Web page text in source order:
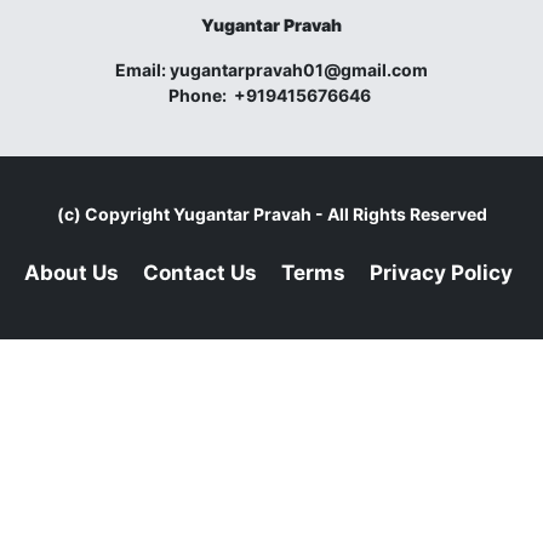
Yugantar Pravah
Email:yugantarpravah01@gmail.com
Phone: +919415676646
(c) CopyrightYugantar Pravah - All Rights Reserved
About Us Contact Us Terms Privacy Policy